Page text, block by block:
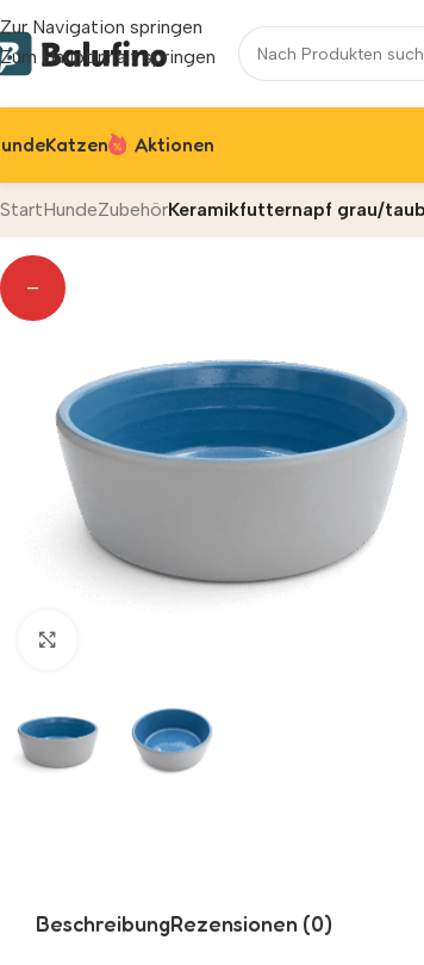
Zur Navigation springen
Zum Hauptinhalt springen
Katzen Aktionen
StartHundeZubehörKeramikfutternapf grau/
—
BeschreibungRezensionen (0)